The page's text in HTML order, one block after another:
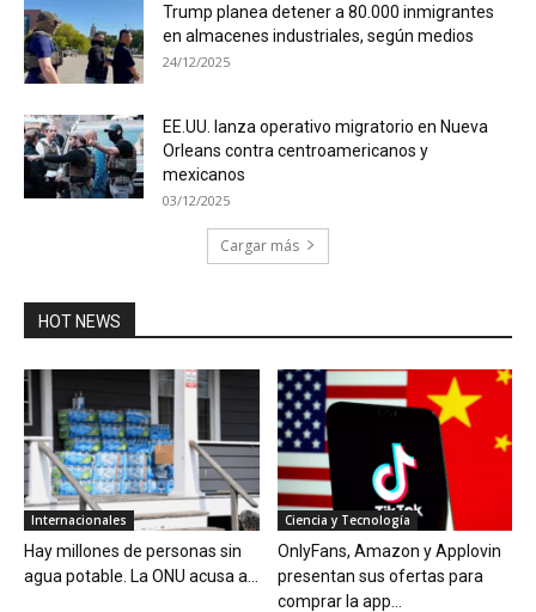
Trump planea detener a 80.000 inmigrantes
en almacenes industriales, según medios
24/12/2025
EE.UU. lanza operativo migratorio en Nueva
Orleans contra centroamericanos y
mexicanos
03/12/2025
Cargar más
HOT NEWS
Internacionales
Hay millones de personas sin
agua potable. La ONU acusa a...
Ciencia y Tecnología
OnlyFans, Amazon y Applovin
presentan sus ofertas para
comprar la app...